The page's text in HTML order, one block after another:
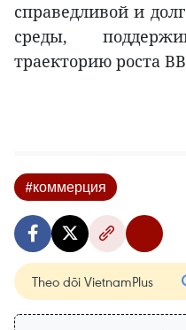
справедливой и
среды,
траекторию роста
#коммерция
Theo dõi VietnamPlus